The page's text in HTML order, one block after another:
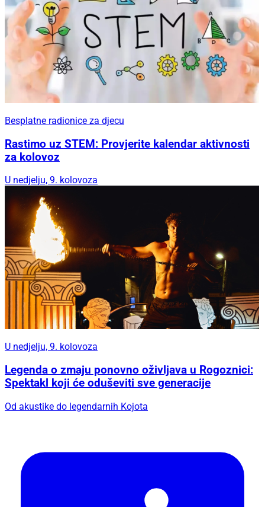
Besplatne radionice za djecu
Rastimo uz STEM: Provjerite kalendar aktivnosti
za kolovoz
U nedjelju, 9. kolovoza
U nedjelju, 9. kolovoza
Legenda o zmaju ponovno oživljava u Rogoznici:
Spektakl koji će oduševiti sve generacije
Od akustike do legendarnih Kojota